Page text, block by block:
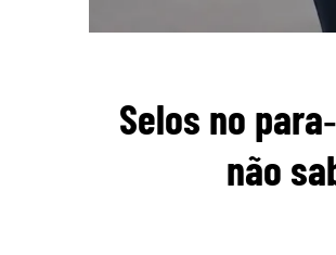
Selos no
não